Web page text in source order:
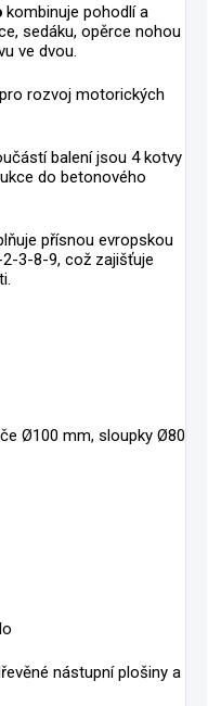
kombinuje pohodlí a
sedáku, opěrce nohou
ve dvou.
pro rozvoj motorických
balení jsou 4 kotvy
do betonového
přísnou evropskou
3-8-9, což zajišťuje
Ø100 mm, sloupky Ø80
nástupní plošiny a